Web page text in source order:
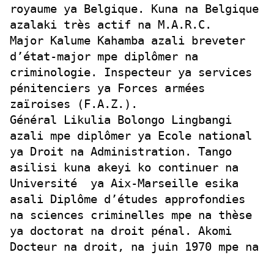
royaume ya Belgique. Kuna na Belgique
azalaki très actif na M.A.R.C.
Major Kalume Kahamba azali breveter
d’état-major mpe diplômer na
criminologie. Inspecteur ya services
pénitenciers ya Forces armées
zaïroises (F.A.Z.).
Général Likulia Bolongo Lingbangi
azali mpe diplômer ya Ecole national
ya Droit na Administration. Tango
asilisi kuna akeyi ko continuer na
Université ya Aix-Marseille esika
asali Diplôme d’études approfondies
na sciences criminelles mpe na thèse
ya doctorat na droit pénal. Akomi
Docteur na droit, na juin 1970 mpe na